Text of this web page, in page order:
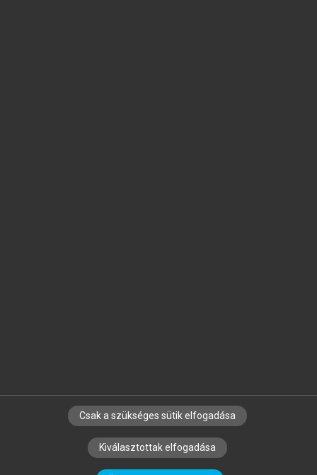
SZERZŐKNEK CÉGEKNEK KÖNYVTÁROSOKNAK
SZERKESZTÉSI ÉS LEKTORÁLÁSI ALAPELVEK
Csak a szükséges sütik elfogadása
Kiválasztottak elfogadása